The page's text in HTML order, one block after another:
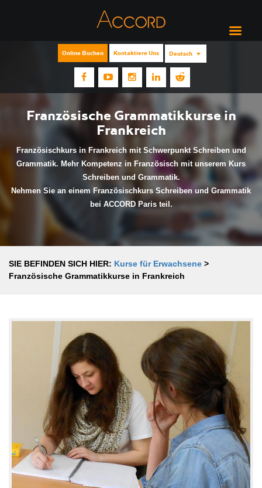
Online Buchen Kontaktiere Uns Deutsch
Französische Grammatikkurse in
Frankreich
Französischkurs in Frankreich mit Schwerpunkt Schreiben und
Grammatik. Mehr Kompetenz in Französisch mit unserem Kurs
Schreiben und Grammatik.
Nehmen Sie an einem Französischkurs Schreiben und Grammatik
bei ACCORD Paris teil.
SIE BEFINDEN SICH HIER: Kurse für Erwachsene >
Französische Grammatikkurse in Frankreich